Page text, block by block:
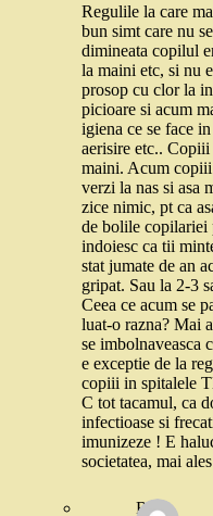
Regulile la care
bun simt care nu
dimineata copilul
la maini etc, si nu
prosop cu clor la
picioare si acum
igiena ce se face
aerisire etc.. Copiii
maini. Acum copiii
verzi la nas si asa
zice nimic, pt ca
de bolile copilariei
indoiesc ca tii
stat jumate de an
gripat. Sau la 2-3
Ceea ce acum se
luat-o razna? Mai
se imbolnaveasca
e exceptie de la
copiii in spitalele
C tot tacamul, ca
infectioase si
imunizeze ! E
societatea, mai
Robo